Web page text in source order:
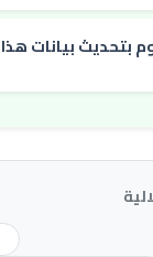
بتحديث بيانات هذا